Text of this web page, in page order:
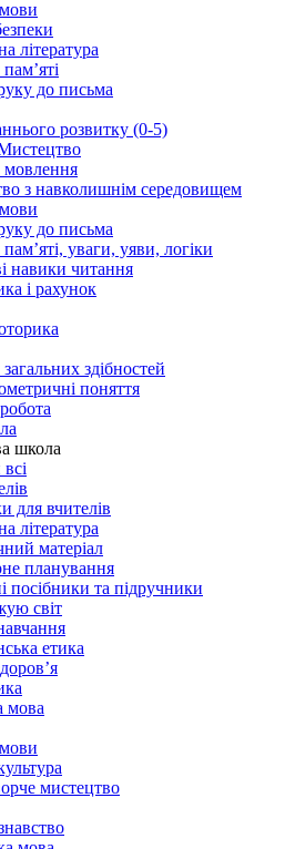
література
до письма
розвитку (0-5)
мовлення
з навколишнім середовищем
до письма
уваги, уяви, логіки
навики читання
і рахунок
здібностей
поняття
школа
для вчителів
література
матеріал
планування
посібники та підручники
світ
етика
мова
мистецтво